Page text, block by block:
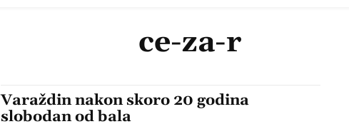
ce-za-r
Varaždin nakon skoro 20 godina
slobodan od bala